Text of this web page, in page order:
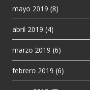
mayo 2019 (8)
abril 2019 (4)
marzo 2019 (6)
febrero 2019 (6)